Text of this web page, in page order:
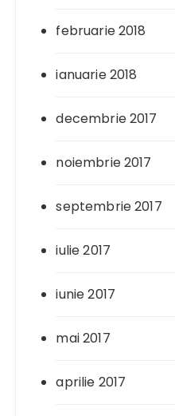
februarie 2018
ianuarie 2018
decembrie 2017
noiembrie 2017
septembrie 2017
iulie 2017
iunie 2017
mai 2017
aprilie 2017